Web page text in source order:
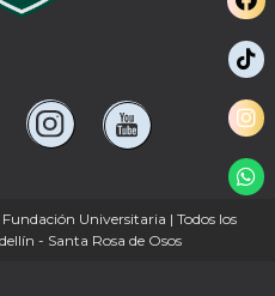
Universitaria | Todos los
- Santa Rosa de Osos